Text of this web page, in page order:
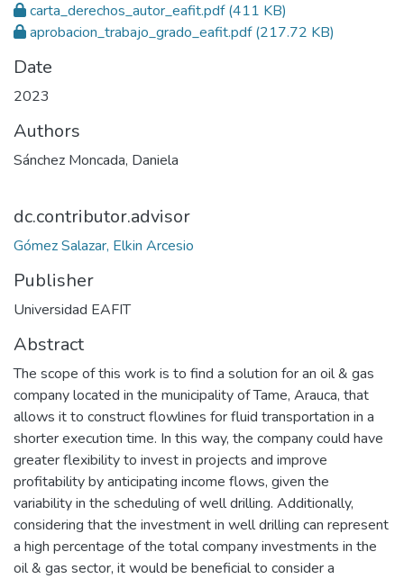
carta_derechos_autor_eafit.pdf(411 KB)
aprobacion_trabajo_grado_eafit.pdf(217.72 KB)
Date
2023
Authors
Sánchez Moncada, Daniela
dc.contributor.advisor
Gómez Salazar, Elkin Arcesio
Publisher
Universidad EAFIT
Abstract
The scope of this work is to find a solution for an oil & gas
company located in the municipality of Tame, Arauca, that
allows it to construct flowlines for fluid transportation in a
shorter execution time. In this way, the company could have
greater flexibility to invest in projects and improve
profitability by anticipating income flows, given the
variability in the scheduling of well drilling. Additionally,
considering that the investment in well drilling can represent
a high percentage of the total company investments in the
oil & gas sector, it would be beneficial to consider a